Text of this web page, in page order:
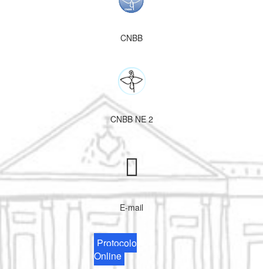
CNBB
CNBB NE 2
E-mail
Protocolo
Online